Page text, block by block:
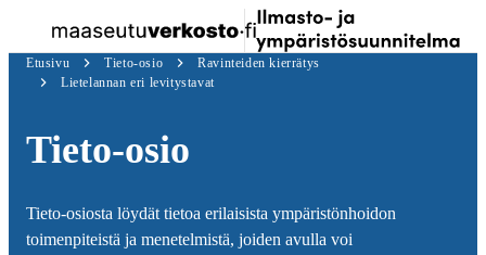
suoraan
sisältöön ↓
ValikkoIlmastosuunnitelma
Etusivu Tieto-osio
Ravinteiden kierrätys
Lietelannan eri levitystavat
Tieto-osio
Tieto-osiosta löydät tietoa erilaisista ympäristönhoidon
toimenpiteistä ja menetelmistä, joiden avulla voi